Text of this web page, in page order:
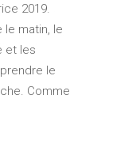
2019.
le matin, le
et les
le
Comme